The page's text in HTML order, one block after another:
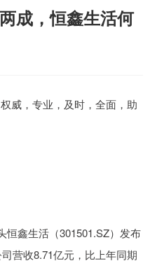
成，恒鑫生活何
，专业，及时，全面，助
鑫生活（301501.SZ）发布
营收8.71亿元，比上年同期